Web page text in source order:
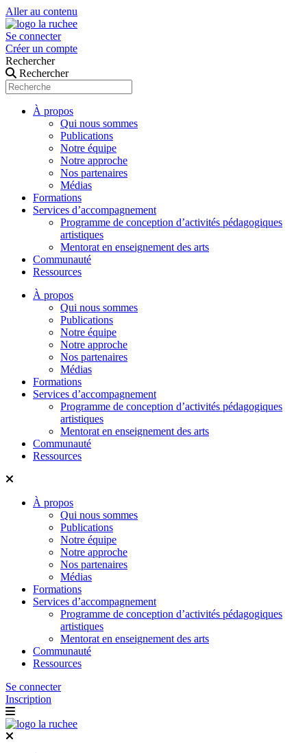
Aller au contenu
Se connecter
Créer un compte
Rechercher
Rechercher
À propos
Qui nous sommes
Publications
Notre équipe
Notre approche
Nos partenaires
Médias
Formations
Services d’accompagnement
Programme de conception d’activités pédagogiques
artistiques
Mentorat en enseignement des arts
Communauté
Ressources
À propos
Qui nous sommes
Publications
Notre équipe
Notre approche
Nos partenaires
Médias
Formations
Services d’accompagnement
Programme de conception d’activités pédagogiques
artistiques
Mentorat en enseignement des arts
Communauté
Ressources
À propos
Qui nous sommes
Publications
Notre équipe
Notre approche
Nos partenaires
Médias
Formations
Services d’accompagnement
Programme de conception d’activités pédagogiques
artistiques
Mentorat en enseignement des arts
Communauté
Ressources
Se connecter
Inscription